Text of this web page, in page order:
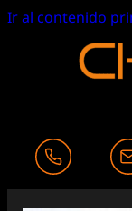
Ir al contenido